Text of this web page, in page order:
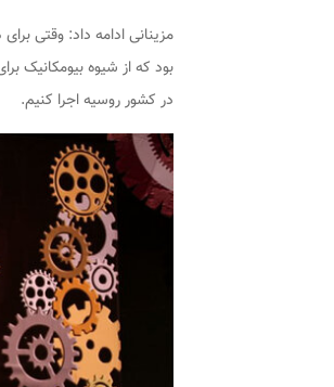
مزینانی ادامه داد: وقتی
بود که از شیوه بیومکانیک
در کشور روسیه اجرا کنیم.